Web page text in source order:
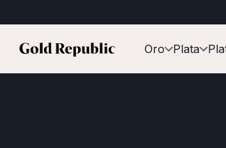
Oro Plata